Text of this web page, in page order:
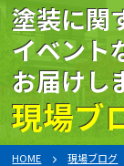
塗装に関
イベント
お届けし
現場ブ
HOME 現場ブログ